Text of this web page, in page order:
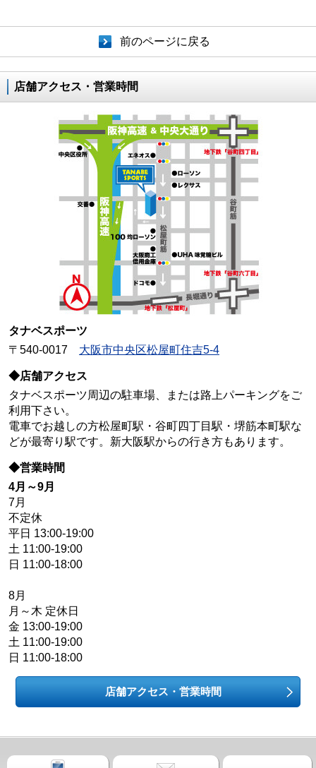
前のページに戻る
店舗アクセス・営業時間
タナベスポーツ
〒540-0017 大阪市中央区松屋町住吉5-4
◆店舗アクセス
タナベスポーツ周辺の駐車場、または路上パーキングをご
利用下さい。
電車でお越しの方松屋町駅・谷町四丁目駅・堺筋本町駅な
どが最寄り駅です。新大阪駅からの行き方もあります。
◆営業時間
4月～9月
7月
不定休
平日 13:00-19:00
土 11:00-19:00
日 11:00-18:00
8月
月～木 定休日
金 13:00-19:00
土 11:00-19:00
日 11:00-18:00
店舗アクセス・営業時間